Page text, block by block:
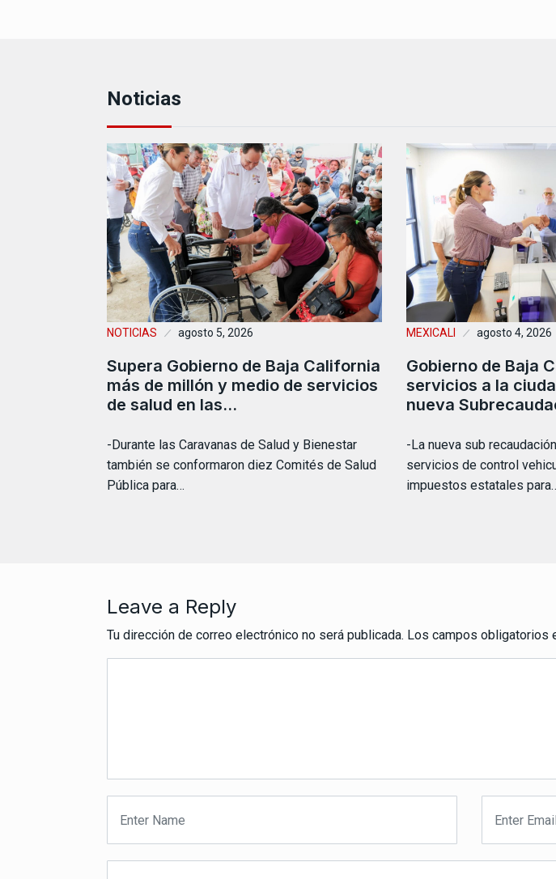
Noticias
NOTICIAS agosto 5, 2026
Supera Gobierno de Baja California
más de millón y medio de servicios
de salud en las…
-Durante las Caravanas de Salud y Bienestar
también se conformaron diez Comités de Salud
Pública para…
MEXICALI agosto 4, 2026
Gobierno de Baja
servicios a la
nueva
-La nueva sub
servicios de control
impuestos estatales
Leave a Reply
Tu dirección de correo electrónico no será publicada. Los campos obligatorios